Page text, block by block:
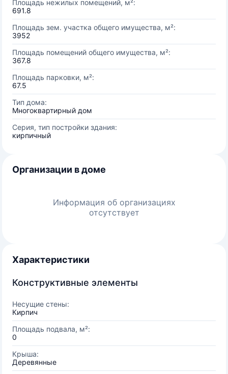
Площадь нежилых помещений, м²:
691.8
Площадь зем. участка общего имущества, м²:
3952
Площадь помещений общего имущества, м²:
367.8
Площадь парковки, м²:
67.5
Тип дома:
Многоквартирный дом
Серия, тип постройки здания:
кирпичный
Организации в доме
Информация об организациях
отсутствует
Характеристики
Конструктивные элементы
Несущие стены:
Кирпич
Площадь подвала, м²:
0
Крыша:
Деревянные